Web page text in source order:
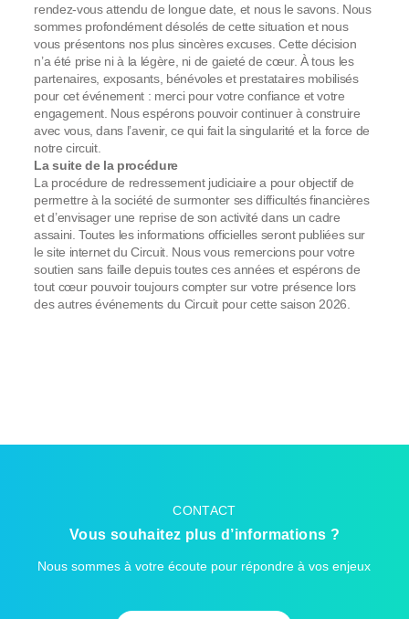
rendez-vous attendu de longue date, et nous le savons. Nous
sommes profondément désolés de cette situation et nous
vous présentons nos plus sincères excuses. Cette décision
n’a été prise ni à la légère, ni de gaieté de cœur. À tous les
partenaires, exposants, bénévoles et prestataires mobilisés
pour cet événement : merci pour votre confiance et votre
engagement. Nous espérons pouvoir continuer à construire
avec vous, dans l’avenir, ce qui fait la singularité et la force de
notre circuit.
La suite de la procédure
La procédure de redressement judiciaire a pour objectif de
permettre à la société de surmonter ses difficultés financières
et d’envisager une reprise de son activité dans un cadre
assaini. Toutes les informations officielles seront publiées sur
le site internet du Circuit. Nous vous remercions pour votre
soutien sans faille depuis toutes ces années et espérons de
tout cœur pouvoir toujours compter sur votre présence lors
des autres événements du Circuit pour cette saison 2026.
CONTACT
Vous souhaitez plus d’informations ?
Nous sommes à votre écoute pour répondre à vos enjeux